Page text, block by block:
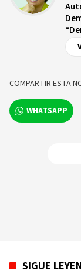
y
COMPARTIR ESTA
WHATSAPP
SIGUE